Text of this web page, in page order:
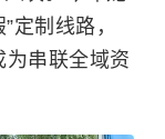
定制线路，
串联全域资